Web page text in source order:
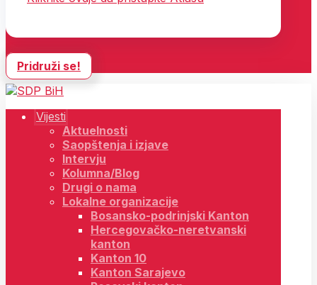
Pridruži se!
Vijesti
Aktuelnosti
Saopštenja i izjave
Intervju
Kolumna/Blog
Drugi o nama
Lokalne organizacije
Bosansko-podrinjski Kanton
Hercegovačko-neretvanski
kanton
Kanton 10
Kanton Sarajevo